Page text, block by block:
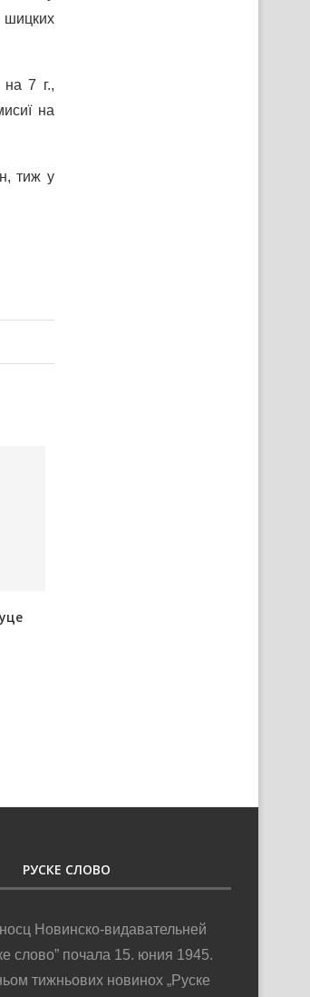
шицких
на 7 г.,
на
тиж у
РУСКЕ СЛОВО
Новинско-видавательней
слово” почала 15. юния 1945.
тижньових новинох „Руске